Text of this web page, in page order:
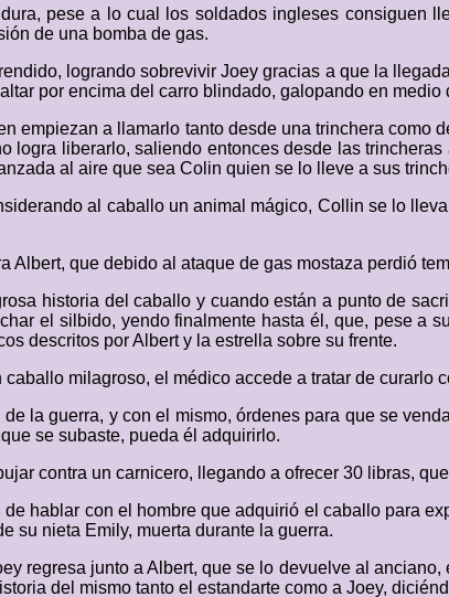
pese a lo cual los soldados ingleses consiguen
de una bomba de gas.
logrando sobrevivir Joey gracias a que la
por encima del carro blindado, galopando en
empiezan a llamarlo tanto desde una trinchera
logra liberarlo, saliendo entonces desde las
al aire que sea Colin quien se lo lleve a sus
al caballo un animal mágico, Collin se lo
Albert, que debido al ataque de gas mostaza perdió
historia del caballo y cuando están a punto de
el silbido, yendo finalmente hasta él, que, pese a
descritos por Albert y la estrella sobre su frente.
milagroso, el médico accede a tratar de curarlo
la guerra, y con el mismo, órdenes para que se
se subaste, pueda él adquirirlo.
contra un carnicero, llegando a ofrecer 30 libras,
hablar con el hombre que adquirió el caballo para
su nieta Emily, muerta durante la guerra.
regresa junto a Albert, que se lo devuelve al
del mismo tanto el estandarte como a Joey,